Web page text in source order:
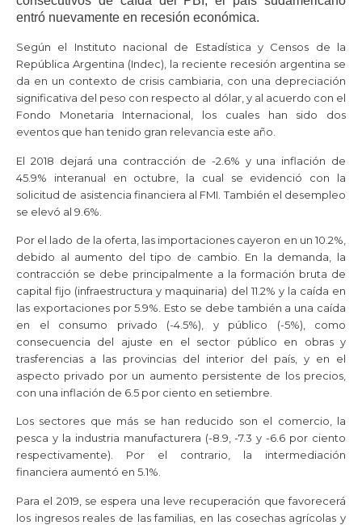
entró nuevamente en recesión económica.
Según el Instituto nacional de Estadística y Censos de la
República Argentina (Indec), la reciente recesión argentina se
da en un contexto de crisis cambiaria, con una depreciación
significativa del peso con respecto al dólar, y al acuerdo con el
Fondo Monetaria Internacional, los cuales han sido dos
eventos que han tenido gran relevancia este año.
El 2018 dejará una contracción de -2.6% y una inflación de
45.9% interanual en octubre, la cual se evidenció con la
solicitud de asistencia financiera al FMI. También el desempleo
se elevó al 9.6%.
Por el lado de la oferta, las importaciones cayeron en un 10.2%,
debido al aumento del tipo de cambio. En la demanda, la
contracción se debe principalmente a la formación bruta de
capital fijo (infraestructura y maquinaria) del 11.2% y la caída en
las exportaciones por 5.9%. Esto se debe también a una caída
en el consumo privado (-4.5%), y público (-5%), como
consecuencia del ajuste en el sector público en obras y
trasferencias a las provincias del interior del país, y en el
aspecto privado por un aumento persistente de los precios,
con una inflación de 6.5 por ciento en setiembre.
Los sectores que más se han reducido son el comercio, la
pesca y la industria manufacturera (-8.9, -7.3 y -6.6 por ciento
respectivamente). Por el contrario, la intermediación
financiera aumentó en 5.1%.
Para el 2019, se espera una leve recuperación que favorecerá
los ingresos reales de las familias, en las cosechas agrícolas y